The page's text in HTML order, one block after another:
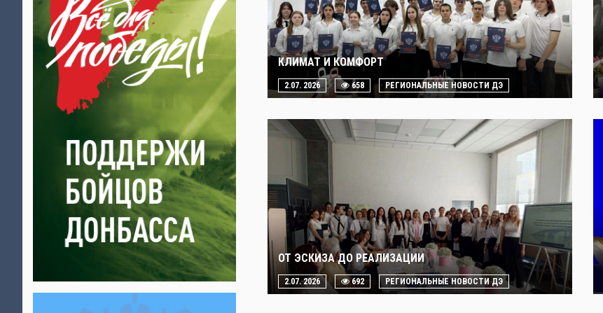
КЛИМАТ И КОМФОРТ
2.07. 2026 658 РЕГИОНАЛЬНЫЕ НОВОСТИ ДЭ
ОТ ЭСКИЗА ДО РЕАЛИЗАЦИИ
2.07. 2026 692 РЕГИОНАЛЬНЫЕ НОВОСТИ ДЭ